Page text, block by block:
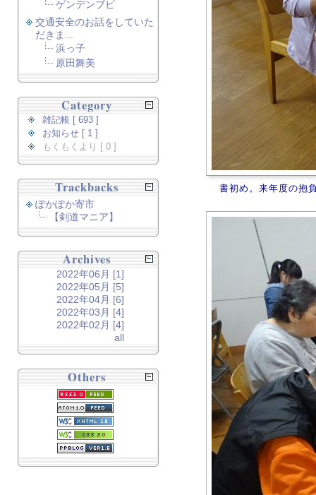
書初め。来年度の抱
ゲンデンブビ
交通安全のお話をしていた
だきま...
浜っ子
原田舞美
Category
雑記帳 [ 693 ]
お知らせ [ 1 ]
もくもくより [ 0 ]
Trackbacks
ぽかぽか寄市
【剣道マニア】
Archives
2022年06月 [1]
2022年05月 [5]
2022年04月 [6]
2022年03月 [4]
2022年02月 [4]
all
Others